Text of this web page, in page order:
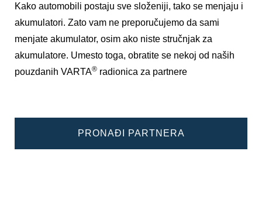
Kako automobili postaju sve složeniji, tako se menjaju i
akumulatori. Zato vam ne preporučujemo da sami
menjate akumulator, osim ako niste stručnjak za
akumulatore. Umesto toga, obratite se nekoj od naših
pouzdanih VARTA® radionica za partnere
PRONAĐI PARTNERA